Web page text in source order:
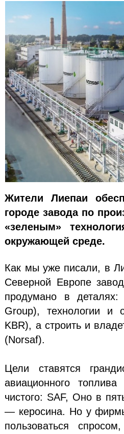
Жители Лиепаи
городе завода по
«зеленым»
окружающей среде.
Как мы уже писали, в
Северной Европе
продумано в
Group), технологии и
KBR), а строить и
(Norsaf).
Цели ставятся
авиационного
чистого: SAF, Оно в
— керосина. Но у
пользоваться